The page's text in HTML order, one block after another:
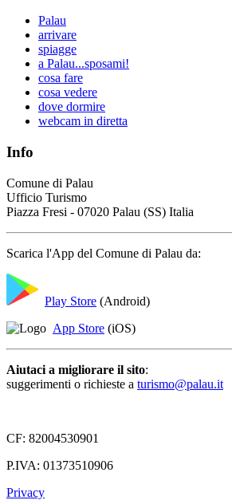
Palau
arrivare
spiagge
a Palau...sposami!
cosa fare
cosa vedere
dove dormire
webcam in diretta
Info
Comune di Palau
Ufficio Turismo
Piazza Fresi - 07020 Palau (SS) Italia
Scarica l'App del Comune di Palau da:
Play Store (Android)
App Store (iOS)
Aiutaci a migliorare il sito:
suggerimenti o richieste a turismo@palau.it
CF: 82004530901
P.IVA: 01373510906
Privacy